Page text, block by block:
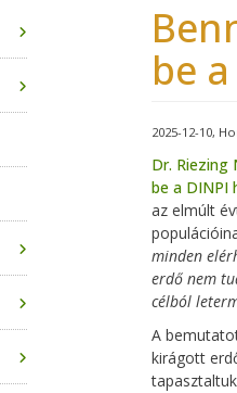
be
2025-12-10
Dr.
be a DINPI
az elmúlt
minden
erdő nem
célból
A
kirágott